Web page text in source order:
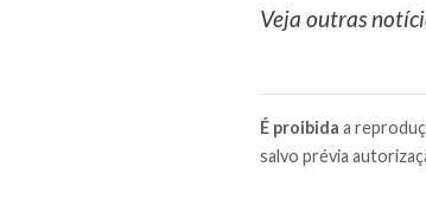
Veja outras
É proibida a
salvo prévia